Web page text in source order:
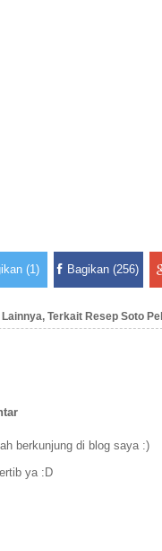
(1) Bagikan (256)
Terkait Resep Soto
berkunjung di blog saya :)
ya :D